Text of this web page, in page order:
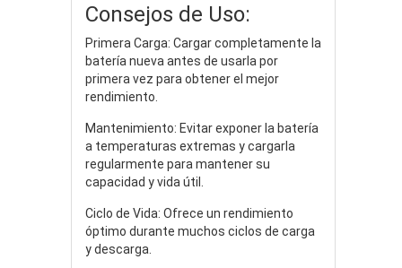
Consejos de Uso:
Primera Carga: Cargar completamente la
batería nueva antes de usarla por
primera vez para obtener el mejor
rendimiento.
Mantenimiento: Evitar exponer la batería
a temperaturas extremas y cargarla
regularmente para mantener su
capacidad y vida útil.
Ciclo de Vida: Ofrece un rendimiento
óptimo durante muchos ciclos de carga
y descarga.